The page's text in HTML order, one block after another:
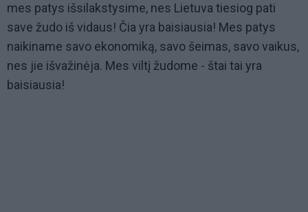
mes patys išsilakstysime, nes Lietuva tiesiog pati
save žudo iš vidaus! Čia yra baisiausia! Mes patys
naikiname savo ekonomiką, savo šeimas, savo vaikus,
nes jie išvažinėja. Mes viltį žudome - štai tai yra
baisiausia!